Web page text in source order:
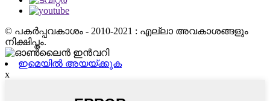
© പകർപ്പവകാശം - 2010-2021 : എല്ലാ അവകാശങ്ങളും
നിക്ഷിപ്തം.
ഇമെയിൽ അയയ്ക്കുക
x